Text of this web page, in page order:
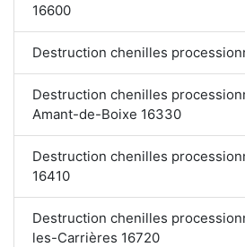
16600
Destruction chenilles
Destruction chenilles
Amant-de-Boixe 16330
Destruction chenilles
16410
Destruction chenilles
les-Carrières 16720